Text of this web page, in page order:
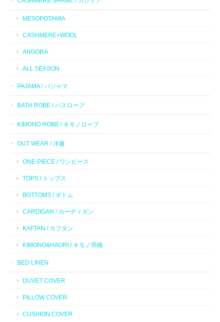
MESOPOTAMIA
CASHMERE+WOOL
ANGORA
ALL SEASON
PAJAMA / パジャマ
BATH ROBE / バスローブ
KIMONO ROBE / キモノローブ
OUT WEAR / 洋服
ONE-PIECE / ワンピース
TOPS / トップス
BOTTOMS / ボトム
CARDIGAN / カーディガン
KAFTAN / カフタン
KIMONO&HAORI / キモノ羽織
BED LINEN
DUVET COVER
PILLOW COVER
CUSHION COVER